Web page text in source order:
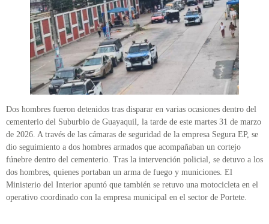
Dos hombres fueron detenidos tras disparar en varias ocasiones dentro del
cementerio del Suburbio de Guayaquil, la tarde de este martes 31 de marzo
de 2026. A través de las cámaras de seguridad de la empresa Segura EP, se
dio seguimiento a dos hombres armados que acompañaban un cortejo
fúnebre dentro del cementerio. Tras la intervención policial, se detuvo a los
dos hombres, quienes portaban un arma de fuego y municiones. El
Ministerio del Interior apuntó que también se retuvo una motocicleta en el
operativo coordinado con la empresa municipal en el sector de Portete.